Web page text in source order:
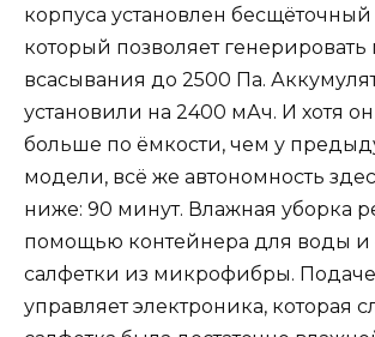
корпуса установлен бесщёточный
который позволяет
всасывания до 2500 Па.
установили на 2400 мАч. И хотя
больше по ёмкости, чем у
модели, всё же автономность
ниже: 90 минут. Влажная уборка
помощью контейнера для воды и
салфетки из микрофибры.
управляет электроника, которая